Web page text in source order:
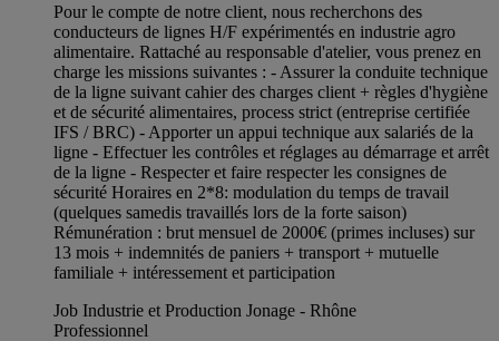
Pour le compte de notre client, nous recherchons des
conducteurs de lignes H/F expérimentés en industrie agro
alimentaire. Rattaché au responsable d'atelier, vous prenez en
charge les missions suivantes : - Assurer la conduite technique
de la ligne suivant cahier des charges client + règles d'hygiène
et de sécurité alimentaires, process strict (entreprise certifiée
IFS / BRC) - Apporter un appui technique aux salariés de la
ligne - Effectuer les contrôles et réglages au démarrage et arrêt
de la ligne - Respecter et faire respecter les consignes de
sécurité Horaires en 2*8: modulation du temps de travail
(quelques samedis travaillés lors de la forte saison)
Rémunération : brut mensuel de 2000€ (primes incluses) sur
13 mois + indemnités de paniers + transport + mutuelle
familiale + intéressement et participation
Job Industrie et Production Jonage - Rhône
Professionnel